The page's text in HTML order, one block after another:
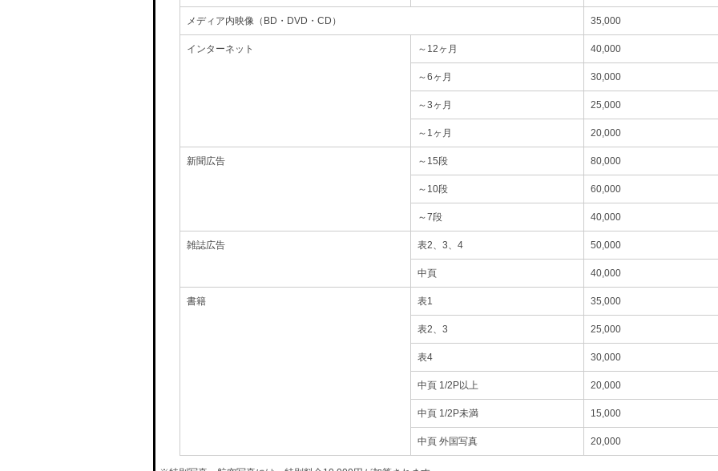
メディア内映像（BD・DVD・CD） 35,000
インターネット ～12ヶ月 40,000
～6ヶ月 30,000
～3ヶ月 25,000
～1ヶ月 20,000
新聞広告 ～15段 80,000
～10段 60,000
～7段 40,000
雑誌広告 表2、3、4 50,000
中頁 40,000
書籍 表1 35,000
表2、3 25,000
表4 30,000
中頁 1/2P以上 20,000
中頁 1/2P未満 15,000
中頁 外国写真 20,000